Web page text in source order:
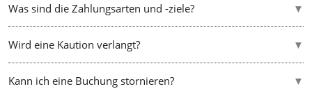
Was sind die Zahlungsarten und -ziele?
Wird eine Kaution verlangt?
Kann ich eine Buchung stornieren?